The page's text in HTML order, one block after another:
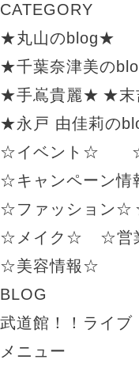
CATEGORY
★丸山のblog★
★千葉奈津美の
★手嶌貴麗★ ★末
★永戸 由佳莉の
☆イベント☆
☆キャンペーン
☆ファッション☆
☆メイク☆
☆営
☆美容情報☆
BLOG
武道館！！ライブ
メニュー